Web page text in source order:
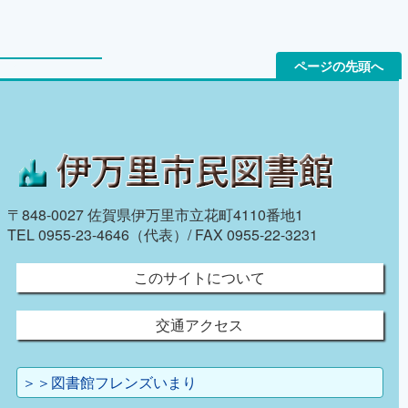
ページの先頭へ
〒848-0027 佐賀県伊万里市立花町4110番地1
TEL 0955-23-4646（代表）/ FAX 0955-22-3231
このサイトについて
交通アクセス
＞＞図書館フレンズいまり